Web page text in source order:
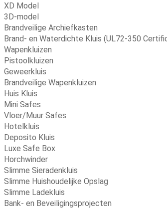
XD Model
3D-model
Brandveilige Archiefkasten
Brand- en Waterdichte Kluis (UL72-350
Wapenkluizen
Pistoolkluizen
Geweerkluis
Brandveilige Wapenkluizen
Huis Kluis
Mini Safes
Vloer/Muur Safes
Hotelkluis
Deposito Kluis
Luxe Safe Box
Horchwinder
Slimme Sieradenkluis
Slimme Huishoudelijke Opslag
Slimme Ladekluis
Bank- en Beveiligingsprojecten